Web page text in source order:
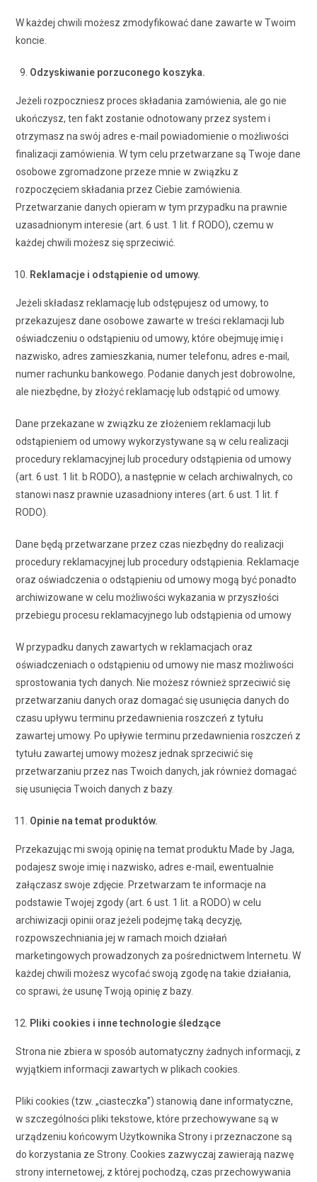
W każdej chwili możesz zmodyfikować dane zawarte w Twoim
koncie.
Odzyskiwanie porzuconego koszyka.
Jeżeli rozpoczniesz proces składania zamówienia, ale go nie
ukończysz, ten fakt zostanie odnotowany przez system i
otrzymasz na swój adres e-mail powiadomienie o możliwości
finalizacji zamówienia. W tym celu przetwarzane są Twoje dane
osobowe zgromadzone przeze mnie w związku z
rozpoczęciem składania przez Ciebie zamówienia.
Przetwarzanie danych opieram w tym przypadku na prawnie
uzasadnionym interesie (art. 6 ust. 1 lit. f RODO), czemu w
każdej chwili możesz się sprzeciwić.
Reklamacje i odstąpienie od umowy.
Jeżeli składasz reklamację lub odstępujesz od umowy, to
przekazujesz dane osobowe zawarte w treści reklamacji lub
oświadczeniu o odstąpieniu od umowy, które obejmuję imię i
nazwisko, adres zamieszkania, numer telefonu, adres e-mail,
numer rachunku bankowego. Podanie danych jest dobrowolne,
ale niezbędne, by złożyć reklamację lub odstąpić od umowy.
Dane przekazane w związku ze złożeniem reklamacji lub
odstąpieniem od umowy wykorzystywane są w celu realizacji
procedury reklamacyjnej lub procedury odstąpienia od umowy
(art. 6 ust. 1 lit. b RODO), a następnie w celach archiwalnych, co
stanowi nasz prawnie uzasadniony interes (art. 6 ust. 1 lit. f
RODO).
Dane będą przetwarzane przez czas niezbędny do realizacji
procedury reklamacyjnej lub procedury odstąpienia. Reklamacje
oraz oświadczenia o odstąpieniu od umowy mogą być ponadto
archiwizowane w celu możliwości wykazania w przyszłości
przebiegu procesu reklamacyjnego lub odstąpienia od umowy
W przypadku danych zawartych w reklamacjach oraz
oświadczeniach o odstąpieniu od umowy nie masz możliwości
sprostowania tych danych. Nie możesz również sprzeciwić się
przetwarzaniu danych oraz domagać się usunięcia danych do
czasu upływu terminu przedawnienia roszczeń z tytułu
zawartej umowy. Po upływie terminu przedawnienia roszczeń z
tytułu zawartej umowy możesz jednak sprzeciwić się
przetwarzaniu przez nas Twoich danych, jak również domagać
się usunięcia Twoich danych z bazy.
Opinie na temat produktów.
Przekazując mi swoją opinię na temat produktu Made by Jaga,
podajesz swoje imię i nazwisko, adres e-mail, ewentualnie
załączasz swoje zdjęcie. Przetwarzam te informacje na
podstawie Twojej zgody (art. 6 ust. 1 lit. a RODO) w celu
archiwizacji opinii oraz jeżeli podejmę taką decyzję,
rozpowszechniania jej w ramach moich działań
marketingowych prowadzonych za pośrednictwem Internetu. W
każdej chwili możesz wycofać swoją zgodę na takie działania,
co sprawi, że usunę Twoją opinię z bazy.
Pliki cookies i inne technologie śledzące
Strona nie zbiera w sposób automatyczny żadnych informacji, z
wyjątkiem informacji zawartych w plikach cookies.
Pliki cookies (tzw. „ciasteczka”) stanowią dane informatyczne,
w szczególności pliki tekstowe, które przechowywane są w
urządzeniu końcowym Użytkownika Strony i przeznaczone są
do korzystania ze Strony. Cookies zazwyczaj zawierają nazwę
strony internetowej, z której pochodzą, czas przechowywania